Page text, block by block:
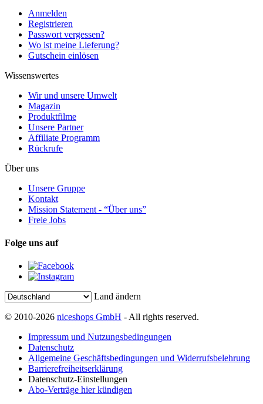
Anmelden
Registrieren
Passwort vergessen?
Wo ist meine Lieferung?
Gutschein einlösen
Wissenswertes
Wir und unsere Umwelt
Magazin
Produktfilme
Unsere Partner
Affiliate Programm
Rückrufe
Über uns
Unsere Gruppe
Kontakt
Mission Statement - “Über uns”
Freie Jobs
Folge uns auf
Land ändern
© 2010-2026 niceshops GmbH - All rights reserved.
Impressum und Nutzungsbedingungen
Datenschutz
Allgemeine Geschäftsbedingungen und Widerrufsbelehrung
Barrierefreiheitserklärung
Datenschutz-Einstellungen
Abo-Verträge hier kündigen